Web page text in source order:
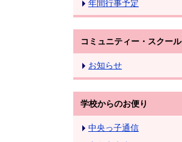
年間行事予定
コミュニティー・スクール
お知らせ
学校からのお便り
中央っ子通信